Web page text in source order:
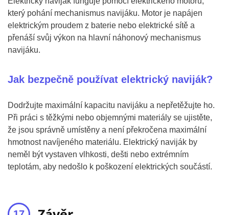
který pohání mechanismus navijáku. Motor je napájen
elektrickým proudem z baterie nebo elektrické sítě a
přenáší svůj výkon na hlavní náhonový mechanismus
navijáku.
Jak bezpečně používat elektrický naviják?
Dodržujte maximální kapacitu navijáku a nepřetěžujte ho.
Při práci s těžkými nebo objemnými materiály se ujistěte,
že jsou správně umístěny a není překročena maximální
hmotnost navíjeného materiálu. Elektrický naviják by
neměl být vystaven vlhkosti, dešti nebo extrémním
teplotám, aby nedošlo k poškození elektrických součástí.